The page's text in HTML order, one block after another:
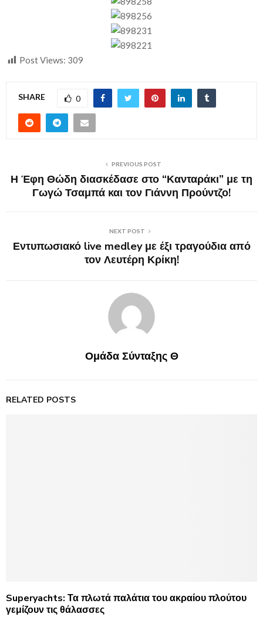
Post Views: 309
SHARE 0
PREVIOUS POST
Η Έφη Θώδη διασκέδασε στο “Κανταράκι” με τη
Γωγώ Τσαμπά και τον Γιάννη Προύντζο!
NEXT POST
Εντυπωσιακό live medley με έξι τραγούδια από
τον Λευτέρη Κρίκη!
Ομάδα Σύνταξης Θ
RELATED POSTS
Superyachts: Τα πλωτά παλάτια του ακραίου πλούτου
γεμίζουν τις θάλασσες